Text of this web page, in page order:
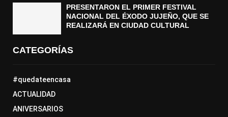
PRESENTARON EL PRIMER FESTIVAL
NACIONAL DEL ÉXODO JUJEÑO, QUE SE
REALIZARÁ EN CIUDAD CULTURAL
CATEGORÍAS
#quedateencasa
ACTUALIDAD
ANIVERSARIOS